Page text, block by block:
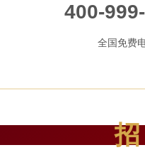
400-
全国免费
招